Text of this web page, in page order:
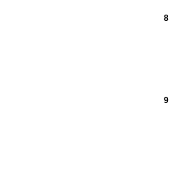
8
9